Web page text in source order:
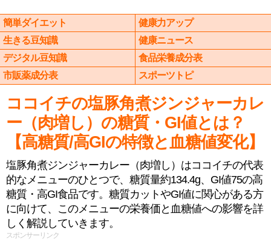
簡単ダイエット
健康力アップ
生きる豆知識
健康ニュース
デジタル豆知識
食品栄養成分表
市販薬成分表
スポーツトピ
ココイチの塩豚角煮ジンジャーカレ
ー（肉増し）の糖質・GI値とは？
【高糖質/高GIの特徴と血糖値変化】
塩豚角煮ジンジャーカレー（肉増し）はココイチの代表
的なメニューのひとつで、糖質量約134.4g、GI値75の高
糖質・高GI食品です。糖質カットやGI値に関心がある方
に向けて、このメニューの栄養価と血糖値への影響を詳
しく解説していきます。
スポンサーリンク